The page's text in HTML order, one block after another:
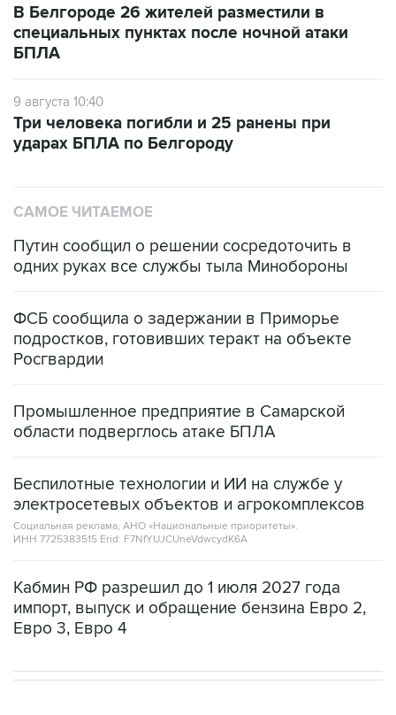
В Белгороде 26 жителей разместили в
специальных пунктах после ночной атаки
БПЛА
9 августа 10:40
Три человека погибли и 25 ранены при
ударах БПЛА по Белгороду
САМОЕ ЧИТАЕМОЕ
Путин сообщил о решении сосредоточить в
одних руках все службы тыла Минобороны
ФСБ сообщила о задержании в Приморье
подростков, готовивших теракт на объекте
Росгвардии
Промышленное предприятие в Самарской
области подверглось атаке БПЛА
Беспилотные технологии и ИИ на службе у
электросетевых объектов и агрокомплексов
Социальная реклама, АНО «Национальные приоритеты».
ИНН 7725383515 Erid: F7NfYUJCUneVdwcydK6A
Кабмин РФ разрешил до 1 июля 2027 года
импорт, выпуск и обращение бензина Евро 2,
Евро 3, Евро 4